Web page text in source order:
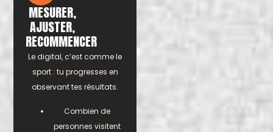
MESURER,
AJUSTER,
RECOMMENCER
Le digital, c’est comme le
sport : tu progresses en
observant tes résultats.
Combien de
personnes visitent